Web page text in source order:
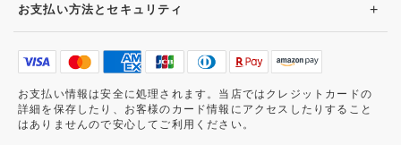
お支払い方法とセキュリティ +
お支払い情報は安全に処理されます。当店ではクレジットカードの
詳細を保存したり、お客様のカード情報にアクセスしたりすること
はありませんので安心してご利用ください。